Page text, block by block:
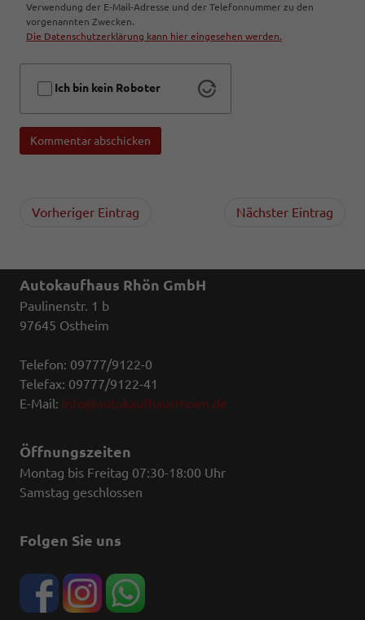
Verwendung der E-Mail-Adresse und der Telefonnummer zu den
vorgenannten Zwecken.
Die Datenschutzerklärung kann hier eingesehen werden.
Ich bin kein Roboter
Kommentar abschicken
Vorheriger Eintrag Nächster Eintrag
Autokaufhaus Rhön GmbH
Paulinenstr. 1 b
97645 Ostheim
Telefon: 09777/9122-0
Telefax: 09777/9122-41
E-Mail: info@autokaufhausrhoen.de
Öffnungszeiten
Montag bis Freitag 07:30-18:00 Uhr
Samstag geschlossen
Folgen Sie uns